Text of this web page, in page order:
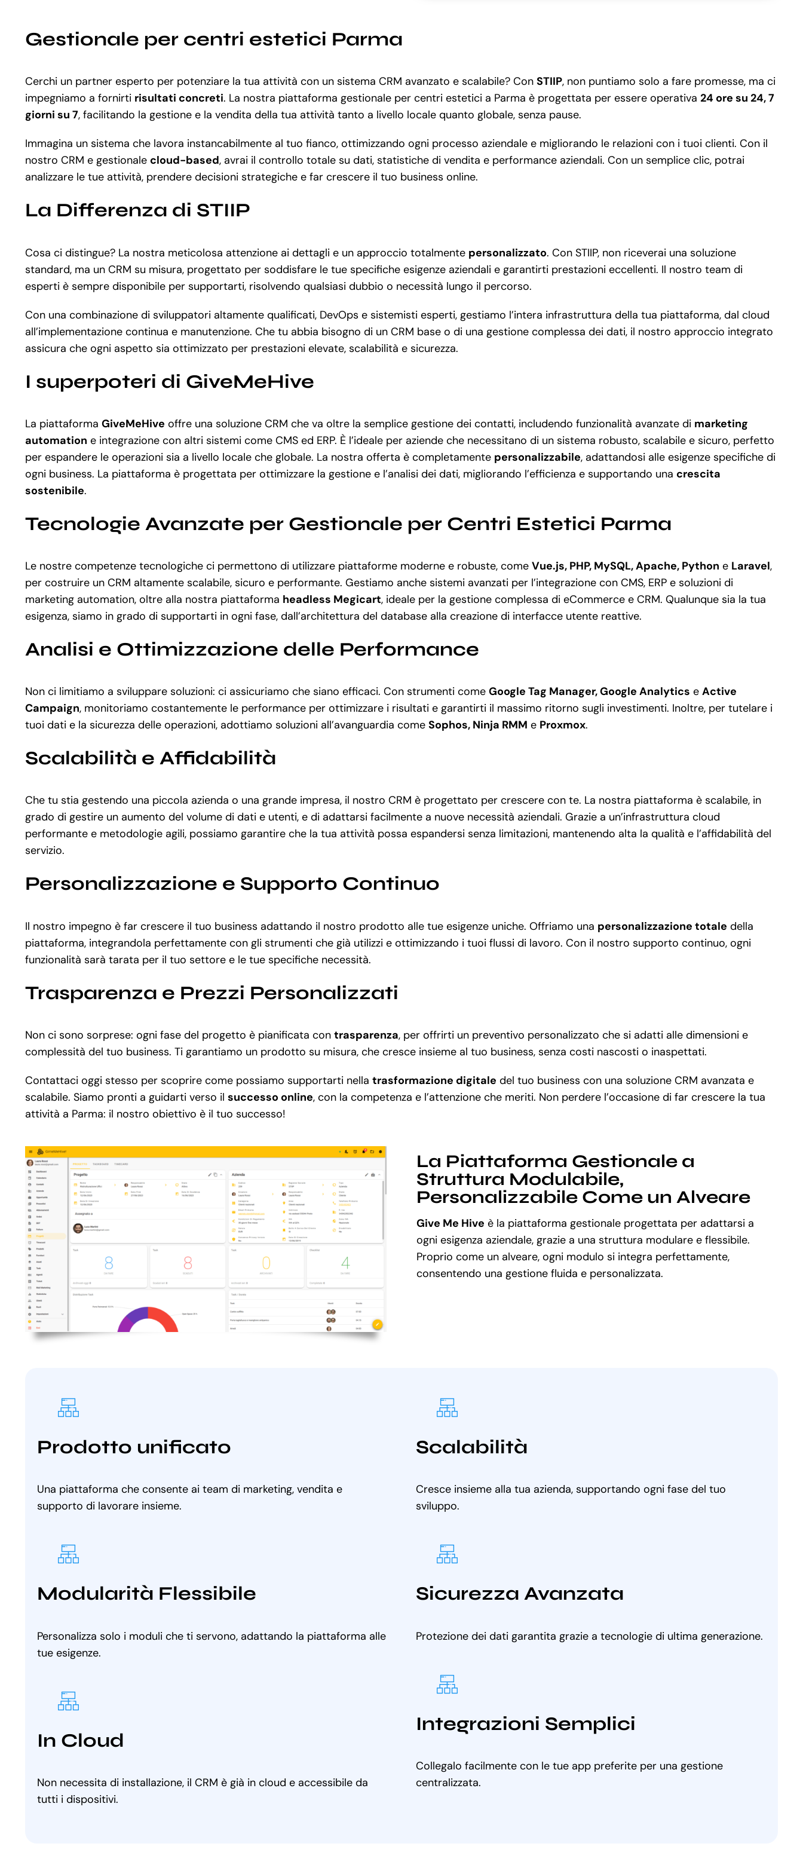
Gestionale per centri estetici Parma
Cerchi un partner esperto per potenziare la tua attività con un sistema CRM avanzato e scalabile? Con STIIP, non puntiamo solo a fare promesse, ma ci
impegniamo a fornirti risultati concreti. La nostra piattaforma gestionale per centri estetici a Parma è progettata per essere operativa 24 ore su 24, 7
giorni su 7, facilitando la gestione e la vendita della tua attività tanto a livello locale quanto globale, senza pause.
Immagina un sistema che lavora instancabilmente al tuo fianco, ottimizzando ogni processo aziendale e migliorando le relazioni con i tuoi clienti. Con il
nostro CRM e gestionale cloud-based, avrai il controllo totale su dati, statistiche di vendita e performance aziendali. Con un semplice clic, potrai
analizzare le tue attività, prendere decisioni strategiche e far crescere il tuo business online.
La Differenza di STIIP
Cosa ci distingue? La nostra meticolosa attenzione ai dettagli e un approccio totalmente personalizzato. Con STIIP, non riceverai una soluzione
standard, ma un CRM su misura, progettato per soddisfare le tue specifiche esigenze aziendali e garantirti prestazioni eccellenti. Il nostro team di
esperti è sempre disponibile per supportarti, risolvendo qualsiasi dubbio o necessità lungo il percorso.
Con una combinazione di sviluppatori altamente qualificati, DevOps e sistemisti esperti, gestiamo l’intera infrastruttura della tua piattaforma, dal cloud
all’implementazione continua e manutenzione. Che tu abbia bisogno di un CRM base o di una gestione complessa dei dati, il nostro approccio integrato
assicura che ogni aspetto sia ottimizzato per prestazioni elevate, scalabilità e sicurezza.
I superpoteri di GiveMeHive
La piattaforma GiveMeHive offre una soluzione CRM che va oltre la semplice gestione dei contatti, includendo funzionalità avanzate di marketing
automation e integrazione con altri sistemi come CMS ed ERP. È l’ideale per aziende che necessitano di un sistema robusto, scalabile e sicuro, perfetto
per espandere le operazioni sia a livello locale che globale. La nostra offerta è completamente personalizzabile, adattandosi alle esigenze specifiche di
ogni business. La piattaforma è progettata per ottimizzare la gestione e l’analisi dei dati, migliorando l’efficienza e supportando una crescita
sostenibile.
Tecnologie Avanzate per Gestionale per Centri Estetici Parma
Le nostre competenze tecnologiche ci permettono di utilizzare piattaforme moderne e robuste, come Vue.js, PHP, MySQL, Apache, Python e Laravel,
per costruire un CRM altamente scalabile, sicuro e performante. Gestiamo anche sistemi avanzati per l’integrazione con CMS, ERP e soluzioni di
marketing automation, oltre alla nostra piattaforma headless Megicart, ideale per la gestione complessa di eCommerce e CRM. Qualunque sia la tua
esigenza, siamo in grado di supportarti in ogni fase, dall’architettura del database alla creazione di interfacce utente reattive.
Analisi e Ottimizzazione delle Performance
Non ci limitiamo a sviluppare soluzioni: ci assicuriamo che siano efficaci. Con strumenti come Google Tag Manager, Google Analytics e Active
Campaign, monitoriamo costantemente le performance per ottimizzare i risultati e garantirti il massimo ritorno sugli investimenti. Inoltre, per tutelare i
tuoi dati e la sicurezza delle operazioni, adottiamo soluzioni all’avanguardia come Sophos, Ninja RMM e Proxmox.
Scalabilità e Affidabilità
Che tu stia gestendo una piccola azienda o una grande impresa, il nostro CRM è progettato per crescere con te. La nostra piattaforma è scalabile, in
grado di gestire un aumento del volume di dati e utenti, e di adattarsi facilmente a nuove necessità aziendali. Grazie a un’infrastruttura cloud
performante e metodologie agili, possiamo garantire che la tua attività possa espandersi senza limitazioni, mantenendo alta la qualità e l’affidabilità del
servizio.
Personalizzazione e Supporto Continuo
Il nostro impegno è far crescere il tuo business adattando il nostro prodotto alle tue esigenze uniche. Offriamo una personalizzazione totale della
piattaforma, integrandola perfettamente con gli strumenti che già utilizzi e ottimizzando i tuoi flussi di lavoro. Con il nostro supporto continuo, ogni
funzionalità sarà tarata per il tuo settore e le tue specifiche necessità.
Trasparenza e Prezzi Personalizzati
Non ci sono sorprese: ogni fase del progetto è pianificata con trasparenza, per offrirti un preventivo personalizzato che si adatti alle dimensioni e
complessità del tuo business. Ti garantiamo un prodotto su misura, che cresce insieme al tuo business, senza costi nascosti o inaspettati.
Contattaci oggi stesso per scoprire come possiamo supportarti nella trasformazione digitale del tuo business con una soluzione CRM avanzata e
scalabile. Siamo pronti a guidarti verso il successo online, con la competenza e l’attenzione che meriti. Non perdere l’occasione di far crescere la tua
attività a Parma: il nostro obiettivo è il tuo successo!
La Piattaforma Gestionale a
Struttura Modulabile,
Personalizzabile Come un Alveare
Give Me Hive è la piattaforma gestionale progettata per adattarsi a
ogni esigenza aziendale, grazie a una struttura modulare e flessibile.
Proprio come un alveare, ogni modulo si integra perfettamente,
consentendo una gestione fluida e personalizzata.
Prodotto unificato
Una piattaforma che consente ai team di marketing, vendita e
supporto di lavorare insieme.
Modularità Flessibile
Personalizza solo i moduli che ti servono, adattando la piattaforma alle
tue esigenze.
In Cloud
Non necessita di installazione, il CRM è già in cloud e accessibile da
tutti i dispositivi.
Scalabilità
Cresce insieme alla tua azienda, supportando ogni fase del tuo
sviluppo.
Sicurezza Avanzata
Protezione dei dati garantita grazie a tecnologie di ultima generazione.
Integrazioni Semplici
Collegalo facilmente con le tue app preferite per una gestione
centralizzata.